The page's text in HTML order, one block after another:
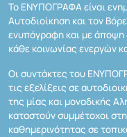
Το ΕΝΥΠΟΓΡΑΦΑ είναι
Αυτοδιοίκηση και τον
ενυπόγραφη και με άποψη
κάθε κοινωνίας ενεργών
Οι συντάκτες του
τις εξελίξεις σε
της μίας και μοναδικής
καταστούν συμμέτοχοι
καθημερινότητας σε